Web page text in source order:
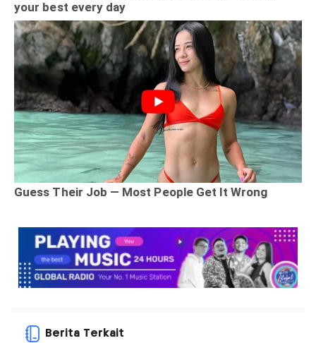
Berita Terkait